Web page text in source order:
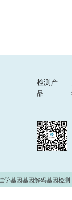
检测产
品
学基因基因解码基因检测